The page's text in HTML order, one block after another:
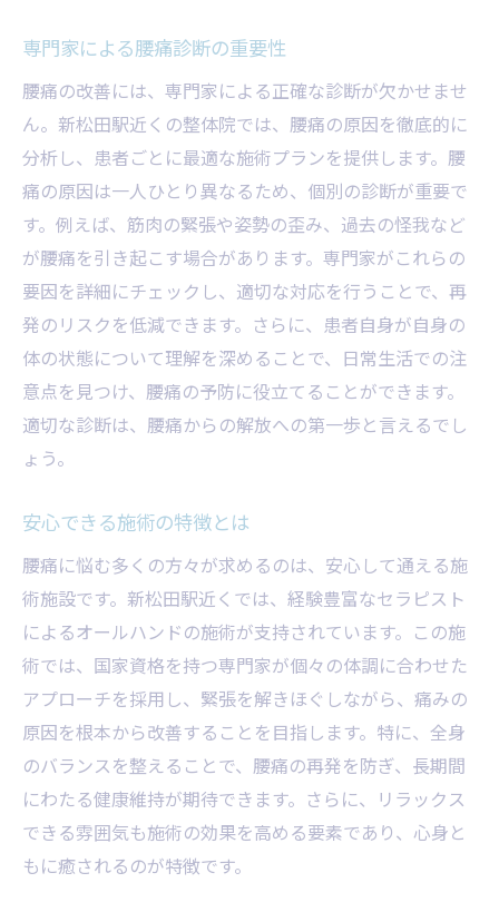
専門家による腰痛診断の重要性
腰痛の改善には、専門家による正確な診断が欠かせませ
ん。新松田駅近くの整体院では、腰痛の原因を徹底的に
分析し、患者ごとに最適な施術プランを提供します。腰
痛の原因は一人ひとり異なるため、個別の診断が重要で
す。例えば、筋肉の緊張や姿勢の歪み、過去の怪我など
が腰痛を引き起こす場合があります。専門家がこれらの
要因を詳細にチェックし、適切な対応を行うことで、再
発のリスクを低減できます。さらに、患者自身が自身の
体の状態について理解を深めることで、日常生活での注
意点を見つけ、腰痛の予防に役立てることができます。
適切な診断は、腰痛からの解放への第一歩と言えるでし
ょう。
安心できる施術の特徴とは
腰痛に悩む多くの方々が求めるのは、安心して通える施
術施設です。新松田駅近くでは、経験豊富なセラピスト
によるオールハンドの施術が支持されています。この施
術では、国家資格を持つ専門家が個々の体調に合わせた
アプローチを採用し、緊張を解きほぐしながら、痛みの
原因を根本から改善することを目指します。特に、全身
のバランスを整えることで、腰痛の再発を防ぎ、長期間
にわたる健康維持が期待できます。さらに、リラックス
できる雰囲気も施術の効果を高める要素であり、心身と
もに癒されるのが特徴です。